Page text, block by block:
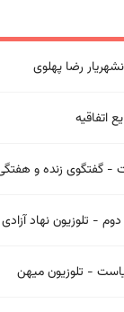
رضا پهلوی
اتفاقیه
- گفتگوی زنده و هفتگی
- تلوزیون نهاد آزادی
- تلوزیون میهن